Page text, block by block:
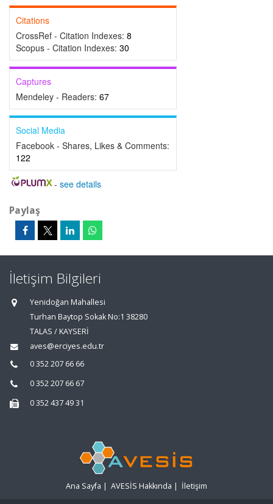
Citations
CrossRef - Citation Indexes: 8
Scopus - Citation Indexes: 30
Captures
Mendeley - Readers: 67
Social Media
Facebook - Shares, Likes & Comments:
122
- see details
Paylaş
İletişim Bilgileri
Yenidoğan Mahallesi
Turhan Baytop Sokak No:1 38280
TALAS / KAYSERİ
aves@erciyes.edu.tr
0 352 207 66 66
0 352 207 66 67
0 352 437 49 31
Ana Sayfa | AVESİS Hakkında | İletişim